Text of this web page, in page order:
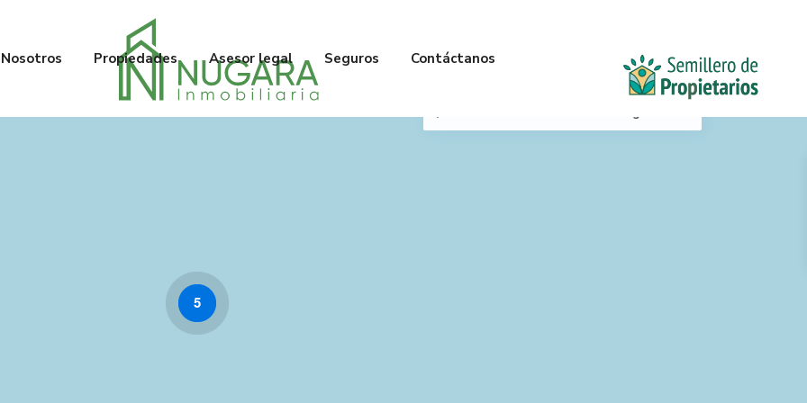
Nosotros Propiedades Asesor legal Seguros Contáctanos
5